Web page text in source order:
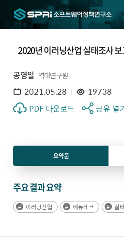
2020년 이러닝산업 실태조사
공영일 역대연구원
2021.05.28 19738
PDF 다운로드
공유 열
요약문
주요 결과 요약
이러닝산업 에듀테크 실